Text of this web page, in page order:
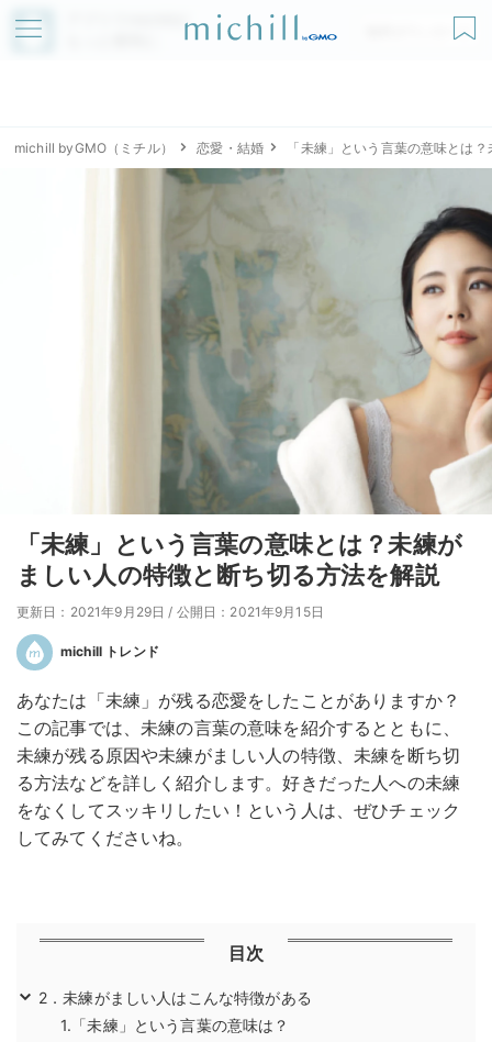
アプリでmichillが
無料ダウンロード
michill byGMO（ミチル） 恋愛・結婚 「未練」という言葉の意味とは
「未練」という言葉の意味とは？未練が
ましい人の特徴と断ち切る方法を解説
更新日：2021年9月29日 / 公開日：2021年9月15日
michill トレンド
あなたは「未練」が残る恋愛をしたことがありますか？
この記事では、未練の言葉の意味を紹介するとともに、
未練が残る原因や未練がましい人の特徴、未練を断ち切
る方法などを詳しく紹介します。好きだった人への未練
をなくしてスッキリしたい！という人は、ぜひチェック
してみてくださいね。
目次
2．未練がましい人はこんな特徴がある
1.「未練」という言葉の意味は？